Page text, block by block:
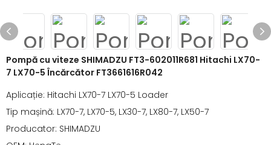
Pompă cu viteze SHIMADZU FT3-602011R681 Hitachi LX70-
7 LX70-5 Încărcător FT3661616R042
Aplicație: Hitachi LX70-7 LX70-5 Loader
Tip mașină: LX70-7, LX70-5, LX30-7, LX80-7, LX50-7
Producator: SHIMADZU